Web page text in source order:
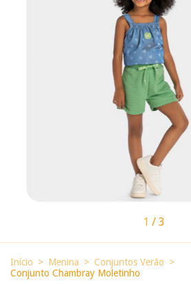
1 / 3
Início > Menina > Conjuntos Verão >
Conjunto Chambray Moletinho